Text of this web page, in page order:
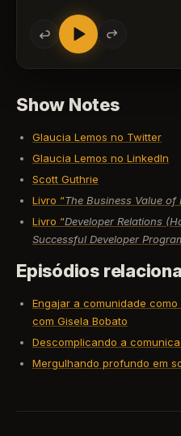
Show Notes
Glaucia Lemos no Twitter
Glaucia Lemos no LinkedIn
Scott Guthrie
Livro “The Business Value of
Livro “Developer Relations
Successful Developer
Episódios
Engajar a comunidade
com Gisela Bobato
Descomplicando a
Mergulhando profundo em